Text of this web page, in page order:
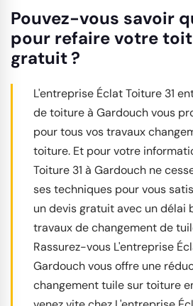
Pouvez-vous savoir
pour refaire votre
gratuit ?
L'entreprise Éclat Toiture 31
de toiture à Gardouch vous
pour tous vos travaux
toiture. Et pour votre
Toiture 31 à Gardouch ne
ses techniques pour vous
un devis gratuit avec un délai
travaux de changement de
Rassurez-vous L'entreprise
Gardouch vous offre une
changement tuile sur toiture